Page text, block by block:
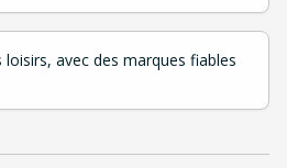
avec des marques fiables